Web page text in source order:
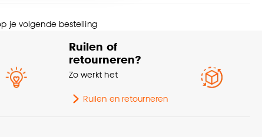
2.4 Kg
1 Stk
je volgende bestelling
Ruilen of
retourneren?
Zo werkt het
Ruilen en retourneren